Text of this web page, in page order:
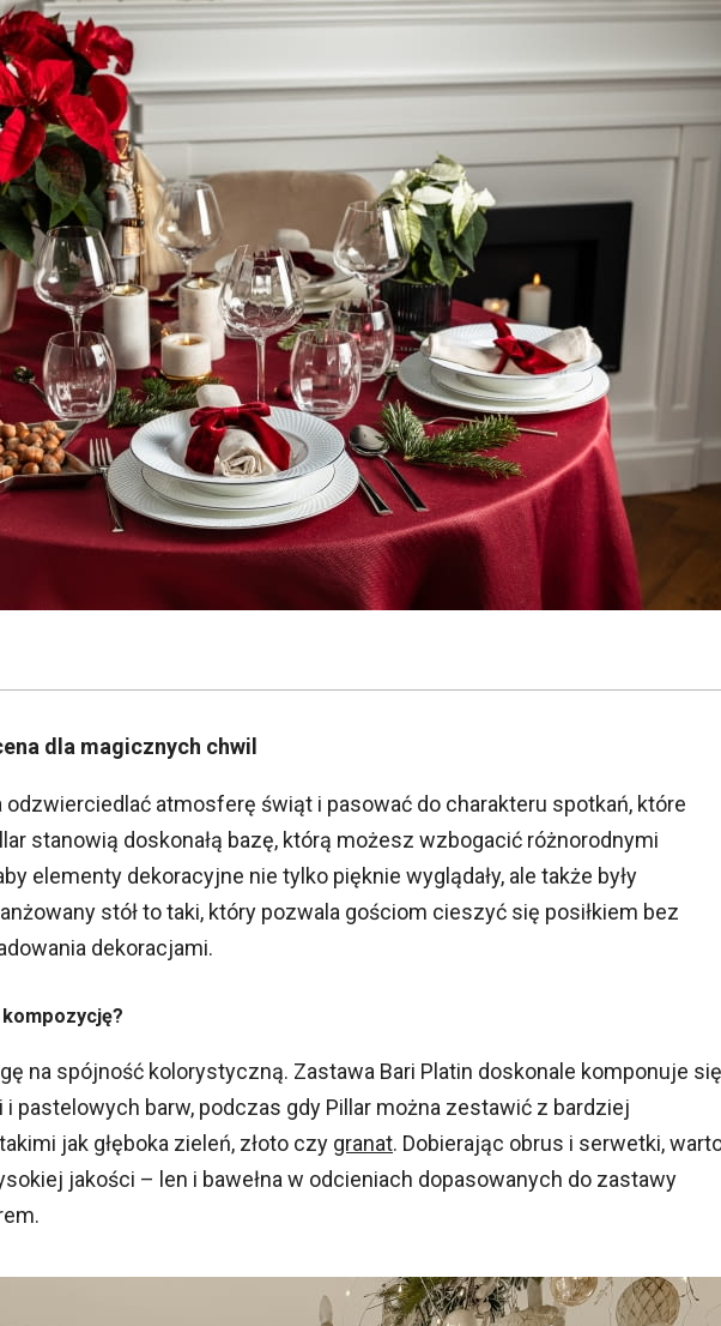
dla magicznych chwil
odzwierciedlać atmosferę świąt i pasować do charakteru spotkań, które
stanowią doskonałą bazę, którą możesz wzbogacić różnorodnymi
elementy dekoracyjne nie tylko pięknie wyglądały, ale także były
stół to taki, który pozwala gościom cieszyć się posiłkiem bez
dekoracjami.
na spójność kolorystyczną. Zastawa Bari Platin doskonale komponuje się
i pastelowych barw, podczas gdy Pillar można zestawić z bardziej
jak głęboka zieleń, złoto czy granat. Dobierając obrus i serwetki,
jakości – len i bawełna w odcieniach dopasowanych do zastawy